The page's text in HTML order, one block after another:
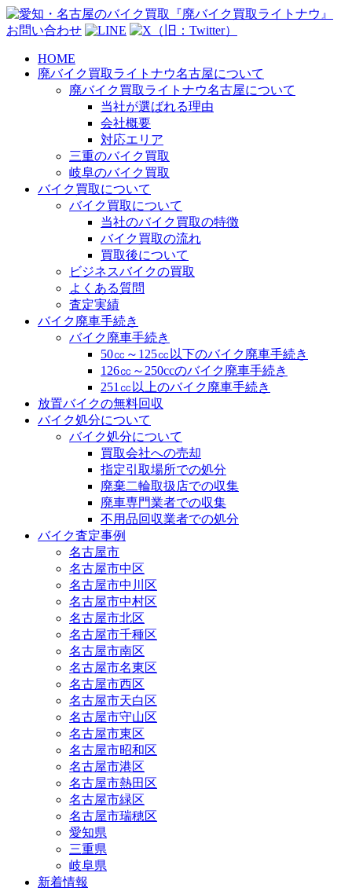
お問い合わせ
HOME
廃バイク買取ライトナウ名古屋について
廃バイク買取ライトナウ名古屋について
当社が選ばれる理由
会社概要
対応エリア
三重のバイク買取
岐阜のバイク買取
バイク買取について
バイク買取について
当社のバイク買取の特徴
バイク買取の流れ
買取後について
ビジネスバイクの買取
よくある質問
査定実績
バイク廃車手続き
バイク廃車手続き
50㏄～125㏄以下のバイク廃車手続き
126㏄～250ccのバイク廃車手続き
251㏄以上のバイク廃車手続き
放置バイクの無料回収
バイク処分について
バイク処分について
買取会社への売却
指定引取場所での処分
廃棄二輪取扱店での収集
廃車専門業者での収集
不用品回収業者での処分
バイク査定事例
名古屋市
名古屋市中区
名古屋市中川区
名古屋市中村区
名古屋市北区
名古屋市千種区
名古屋市南区
名古屋市名東区
名古屋市西区
名古屋市天白区
名古屋市守山区
名古屋市東区
名古屋市昭和区
名古屋市港区
名古屋市熱田区
名古屋市緑区
名古屋市瑞穂区
愛知県
三重県
岐阜県
新着情報